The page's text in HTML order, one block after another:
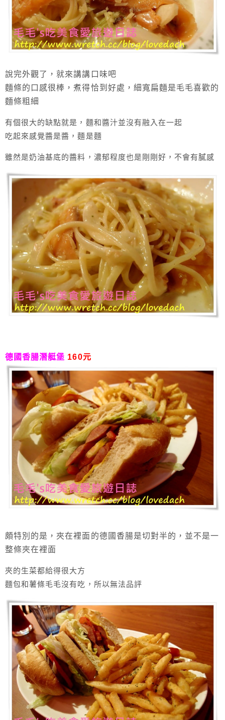
說完外觀了，就來講講口味吧
麵條的口感很棒，煮得恰到好處，細寬扁麵是毛毛喜歡的
麵條粗細
有個很大的缺點就是，麵和醬汁並沒有融入在一起
吃起來感覺醬是醬，麵是麵
雖然是奶油基底的醬料，濃郁程度也是剛剛好，不會有膩感
德國香腸潛艇堡 160元
頗特別的是，夾在裡面的德國香腸是切對半的，並不是一
整條夾在裡面
夾的生菜都給得很大方
麵包和薯條毛毛沒有吃，所以無法品評